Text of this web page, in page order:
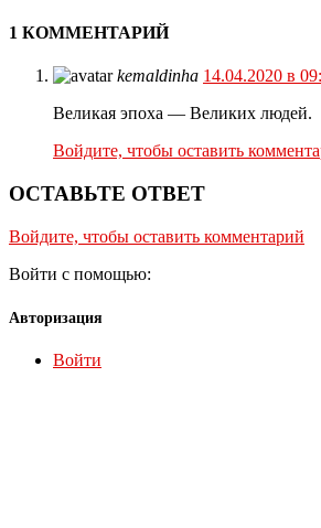
1 КОММЕНТАРИЙ
kemaldinha 14.04.2020 в
Великая эпоха — Великих людей.
Войдите, чтобы оставить
ОСТАВЬТЕ ОТВЕТ
Войдите, чтобы оставить комментарий
Войти с помощью:
Авторизация
Войти